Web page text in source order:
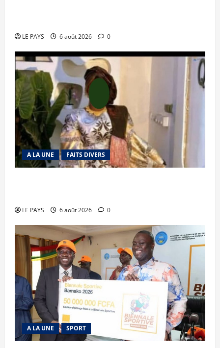
LE PAYS 6 août 2026 0
A LA UNE FAITS DIVERS
LE PAYS 6 août 2026 0
A LA UNE SPORT